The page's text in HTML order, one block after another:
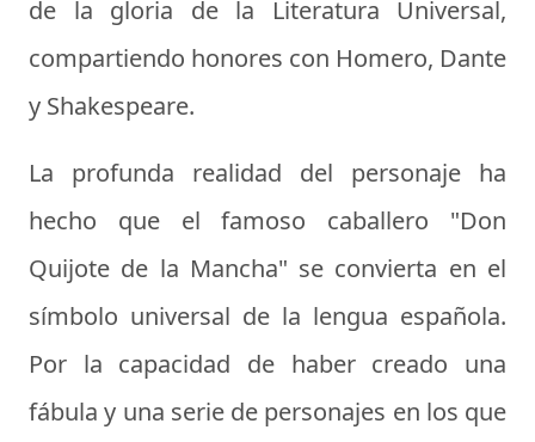
de la gloria de la Literatura Universal,
compartiendo honores con Homero, Dante
y Shakespeare.
La profunda realidad del personaje ha
hecho que el famoso caballero "Don
Quijote de la Mancha" se convierta en el
símbolo universal de la lengua española.
Por la capacidad de haber creado una
fábula y una serie de personajes en los que